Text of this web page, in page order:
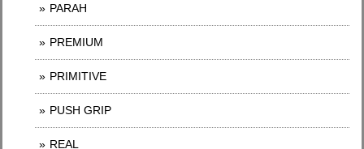
PARAH
PREMIUM
PRIMITIVE
PUSH GRIP
REAL